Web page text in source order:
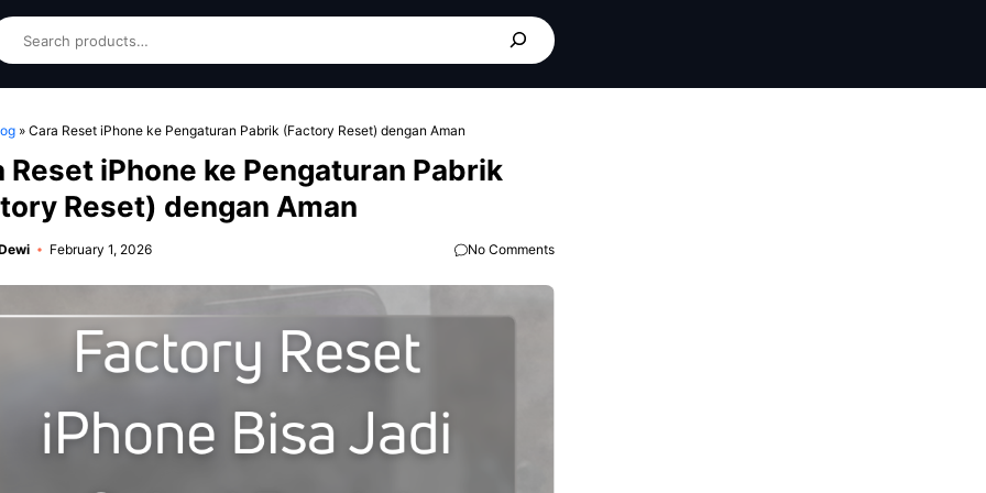
» Cara Reset iPhone ke Pengaturan Pabrik (Factory Reset) dengan Aman
Reset iPhone ke Pengaturan Pabrik
Reset) dengan Aman
February 1, 2026 No Comments